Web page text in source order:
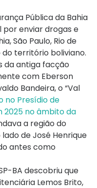
Pública da Bahia
por enviar drogas e
São Paulo, Rio de
território boliviano.
da antiga facção
com Eberson
Bandeira, o “Val
no Presídio de
2025 no âmbito da
a região do
lado de José Henrique
antes como
BA descobriu que
Lemos Brito,